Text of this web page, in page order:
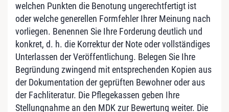
welchen Punkten die Benotung ungerechtfertigt ist
oder welche generellen Formfehler Ihrer Meinung nach
vorliegen. Benennen Sie Ihre Forderung deutlich und
konkret, d. h. die Korrektur der Note oder vollständiges
Unterlassen der Veröffentlichung. Belegen Sie Ihre
Begründung zwingend mit entsprechenden Kopien aus
der Dokumentation der geprüften Bewohner oder aus
der Fachliteratur. Die Pflegekassen geben Ihre
Stellungnahme an den MDK zur Bewertung weiter. Die